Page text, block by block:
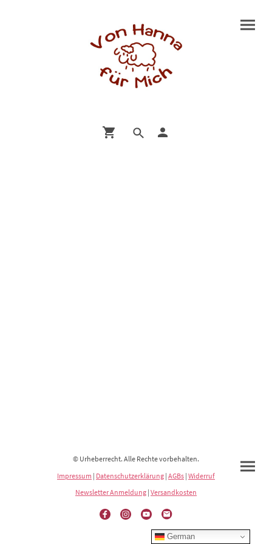
© Urheberrecht. Alle Rechte vorbehalten.
Impressum | Datenschutzerklärung | AGBs | Widerruf
Newsletter Anmeldung | Versandkosten
German